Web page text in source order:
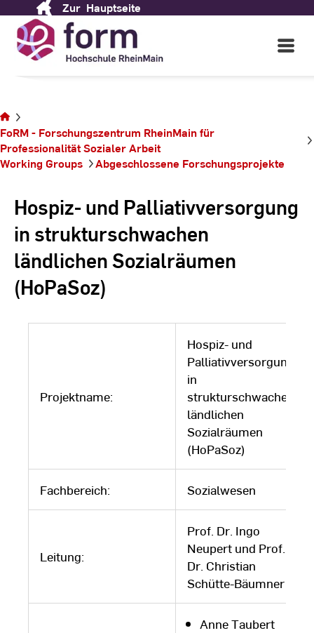
Content
Zur Hauptseite
Open
Main
Sie
befinden
sich auf
der
Seite
FoRM - Forschungszentrum RheinMain für
Professionalität ­Sozialer ­Arbeit
Working Groups
Abgeschlossene Forschungsprojekte
Hospiz- und Palliativversorgung
in strukturschwachen
ländlichen Sozialräumen
(HoPaSoz)
Projektname:
Hospiz- und
Palliativversorgung
in
strukturschwachen
ländlichen
Sozialräumen
(HoPaSoz)
Fachbereich: Sozialwesen
Leitung:
Prof. Dr. Ingo
Neupert und Prof.
Dr. Christian
Schütte-Bäumner
Anne Taubert